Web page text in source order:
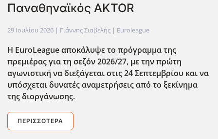
Παναθηναϊκός AKTOR
29 Ιουλίου 2026 | Γιάννης Σιαβελής | Euroleague
Η EuroLeague αποκάλυψε το πρόγραμμα της
πρεμιέρας για τη σεζόν 2026/27, με την πρώτη
αγωνιστική να διεξάγεται στις 24 Σεπτεμβρίου και να
υπόσχεται δυνατές αναμετρήσεις από το ξεκίνημα
της διοργάνωσης.
ΠΕΡΙΣΣΌΤΕΡΑ